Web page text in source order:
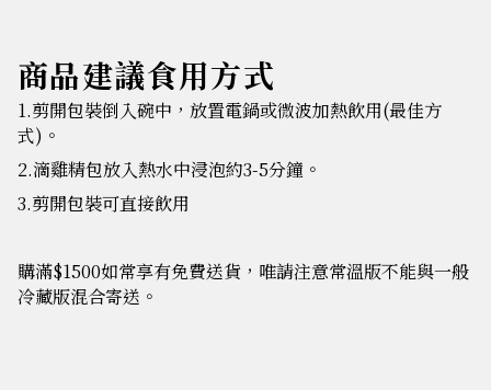
商品建議食用方式
1.剪開包裝倒入碗中，放置電鍋或微波加熱飲用(最佳方
式)。
2.滴雞精包放入熱水中浸泡約3-5分鐘。
3.剪開包裝可直接飲用
購滿$1500如常享有免費送貨，唯請注意常溫版不能與一般
冷藏版混合寄送。